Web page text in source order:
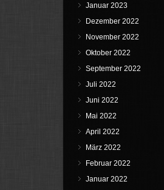
Januar 2023
Dezember 2022
November 2022
Oktober 2022
September 2022
Juli 2022
Juni 2022
Mai 2022
April 2022
März 2022
Februar 2022
Januar 2022